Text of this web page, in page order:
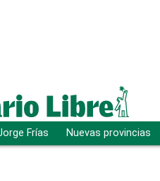
Frías Nuevas provincias